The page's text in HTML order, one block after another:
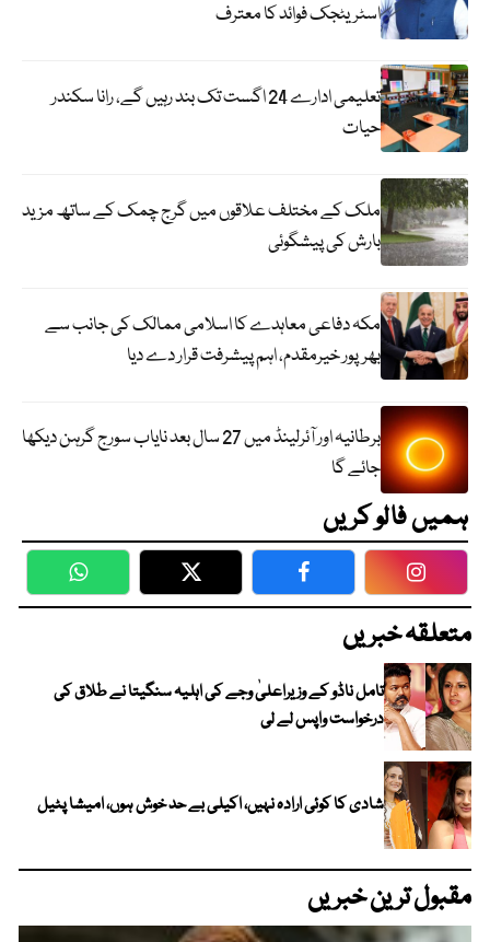
اسٹریٹجک فوائد کا معترف
تعلیمی ادارے 24 اگست تک بند رہیں گے، رانا سکندر
حیات
ملک کے مختلف علاقوں میں گرج چمک کے ساتھ مزید
بارش کی پیشگوئی
مکہ دفاعی معاہدے کا اسلامی ممالک کی جانب سے
بھرپور خیرمقدم، اہم پیشرفت قرار دے دیا
برطانیہ اور آئرلینڈ میں 27 سال بعد نایاب سورج گرہن دیکھا
جائے گا
ہمیں فالو کریں
WhatsApp Twitter Facebook
متعلقہ خبریں
تامل ناڈو کے وزیراعلیٰ وجے کی اہلیہ سنگیتا نے طلاق کی
درخواست واپس لے لی
شادی کا کوئی ارادہ نہیں، اکیلی بے حد خوش ہوں، امیشا پٹیل
مقبول ترین خبریں